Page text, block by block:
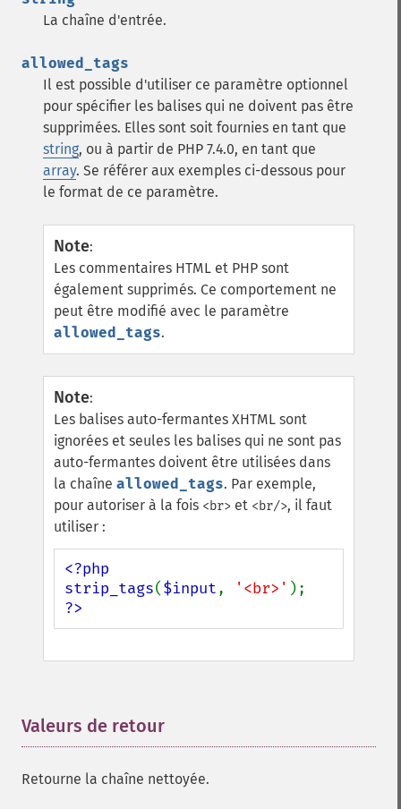
La chaîne d'entrée.
allowed_tags
Il est possible d'utiliser ce paramètre optionnel
pour spécifier les balises qui ne doivent pas être
supprimées. Elles sont soit fournies en tant que
string, ou à partir de PHP 7.4.0, en tant que
array. Se référer aux exemples ci-dessous pour
le format de ce paramètre.
Note:
Les commentaires HTML et PHP sont
également supprimés. Ce comportement ne
peut être modifié avec le paramètre
allowed_tags.
Note:
Les balises auto-fermantes XHTML sont
ignorées et seules les balises qui ne sont pas
auto-fermantes doivent être utilisées dans
la chaîne allowed_tags. Par exemple,
pour autoriser à la fois <br> et <br/>, il faut
utiliser :
<?php
strip_tags($input, '<br>'
?>
Valeurs de retour
Retourne la chaîne nettoyée.